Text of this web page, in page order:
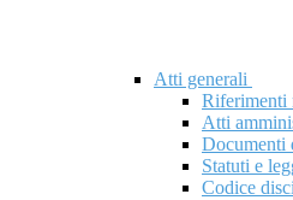
Atti generali
Riferimenti
Atti
Documenti
Statuti e
Codice